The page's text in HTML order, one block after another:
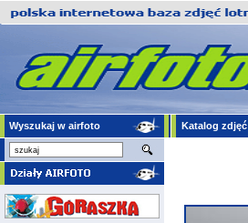
Wyszukaj w airfoto Katalog zdjęć